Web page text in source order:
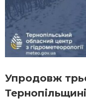
Упродовж